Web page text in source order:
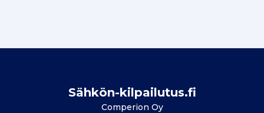
Sähkön-kilpailutus.fi
Comperion Oy